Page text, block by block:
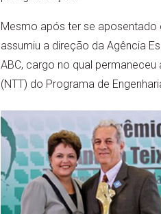
Mesmo após ter se aposentado
assumiu a direção da Agência
ABC, cargo no qual
(NTT) do Programa de